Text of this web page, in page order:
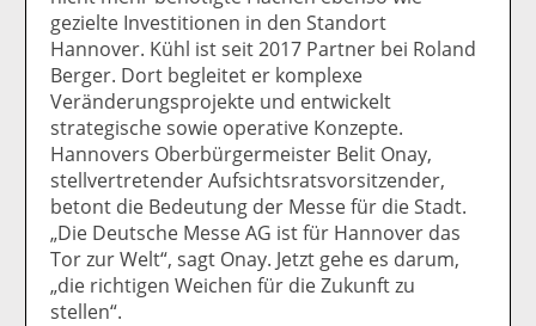
gezielte Investitionen in den Standort
Hannover. Kühl ist seit 2017 Partner bei Roland
Berger. Dort begleitet er komplexe
Veränderungsprojekte und entwickelt
strategische sowie operative Konzepte.
Hannovers Oberbürgermeister Belit Onay,
stellvertretender Aufsichtsratsvorsitzender,
betont die Bedeutung der Messe für die Stadt.
„Die Deutsche Messe AG ist für Hannover das
Tor zur Welt“, sagt Onay. Jetzt gehe es darum,
„die richtigen Weichen für die Zukunft zu
stellen“.